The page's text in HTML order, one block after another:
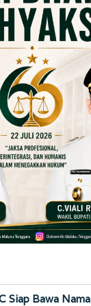
Siap Bawa Nama